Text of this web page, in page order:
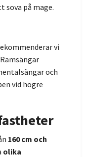
sova på mage.
vi
och
vid högre
160 cm och
olika